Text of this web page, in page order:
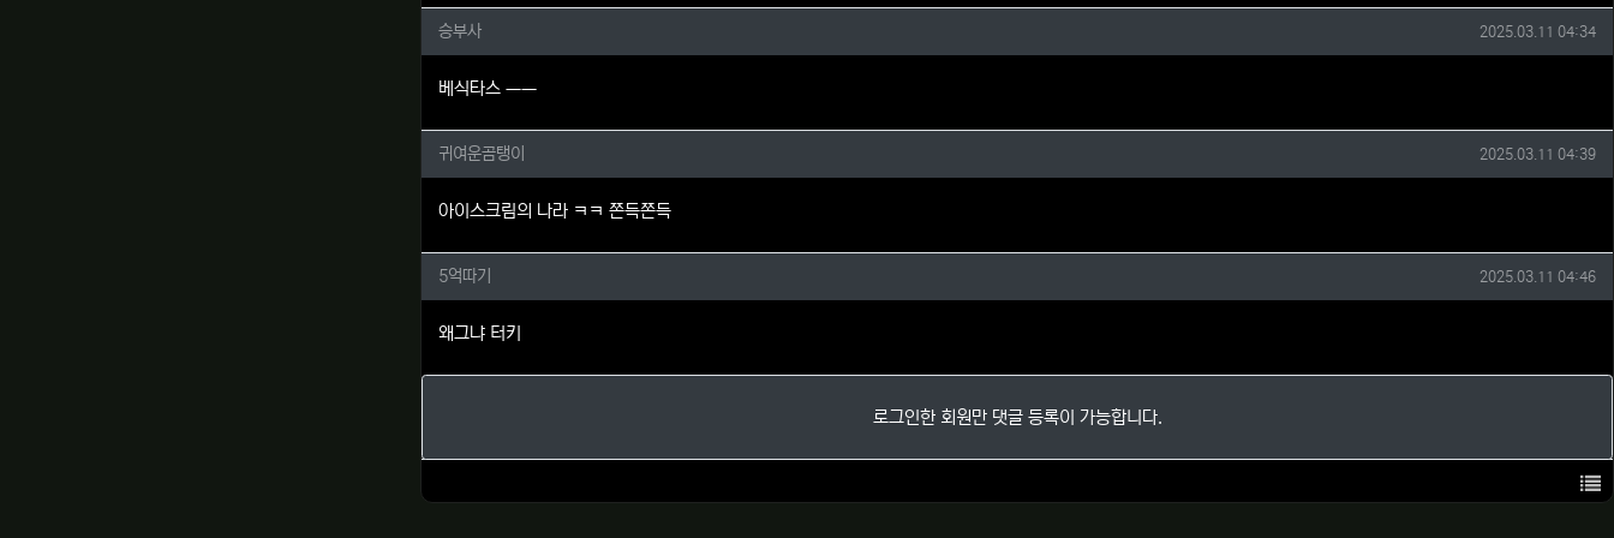
승부사님의 댓글
승부사 작성일
2025.03.11 04:34
베식타스 ㅡㅡ
귀여운곰탱이님의 댓글
귀여운곰탱이 작성일
2025.03.11 04:39
아이스크림의 나라 ㅋㅋ 쫀득쫀득
5억따기님의 댓글
5억따기 작성일
2025.03.11 04:46
왜그냐 터키
로그인한 회원만 댓글 등록이 가능합니다.